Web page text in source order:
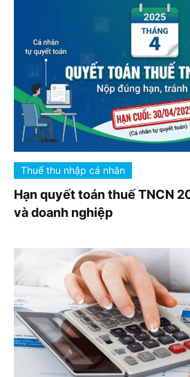
Thuế thu nhập cá nhân
Hạn quyết toán thuế TNCN
và doanh nghiệp